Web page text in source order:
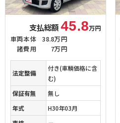
支払総額45.8万円
車両本体
38.8万円
諸費用
7万円
法定整備
付き(車輌価格に含
む)
保証有無
無し
年式
H30年03月